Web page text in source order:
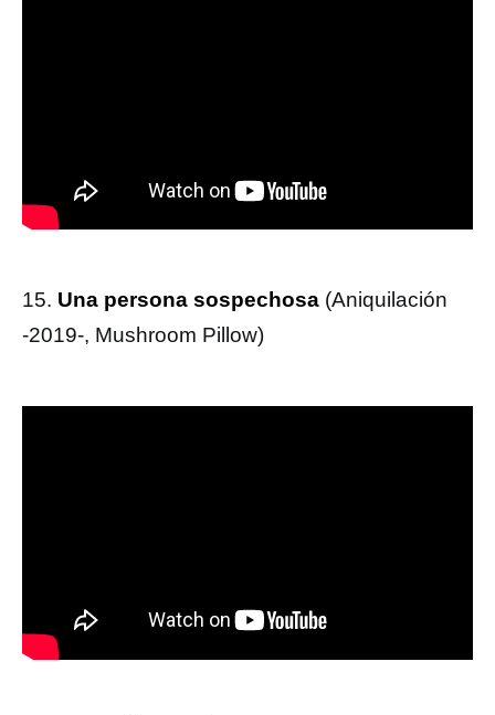
15. Una persona sospechosa (Aniquilación
-2019-, Mushroom Pillow)